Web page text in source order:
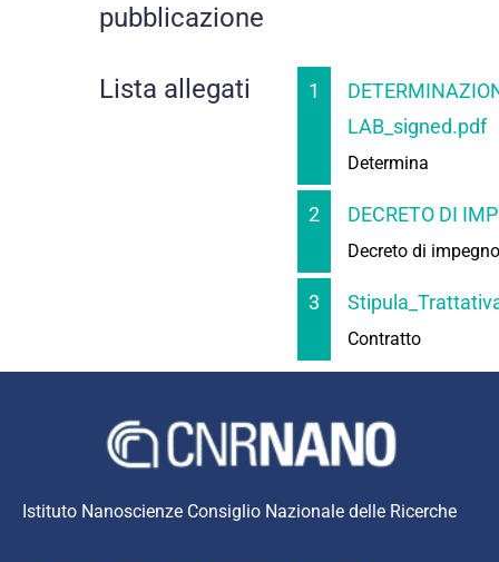
pubblicazione
Lista allegati 1
LAB_signed.pdf
Determina
2 DECRETO DI
Decreto di impegno
3
Contratto
Istituto Nanoscienze Consiglio Nazionale delle Ricerche